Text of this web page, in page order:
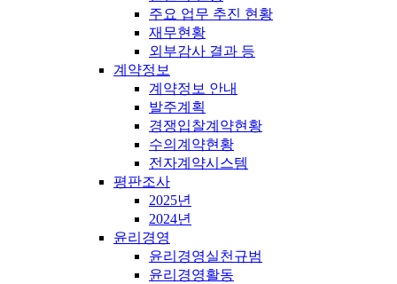
주요 업무 추진 현황
재무현황
외부감사 결과 등
계약정보
계약정보 안내
발주계획
경쟁입찰계약현황
수의계약현황
전자계약시스템
평판조사
2025년
2024년
윤리경영
윤리경영실천규범
윤리경영활동